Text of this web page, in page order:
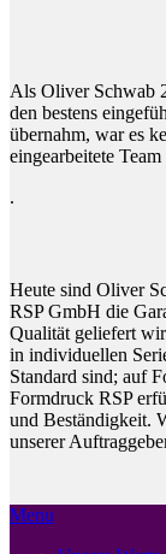
Als Oliver Schwab
den bestens
übernahm, war es
eingearbeitete
.
Heute sind Oliver
RSP GmbH die
Qualität geliefert
in individuellen
Standard sind; auf
Formdruck RSP
und Beständigkeit.
unserer
Menu